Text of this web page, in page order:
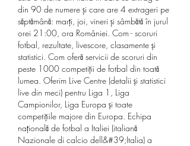
din 90 de numere şi care are 4 extrageri pe
săptămână: marţi, joi, vineri şi sâmbătă în jurul
orei 21:00, ora României. Com - scoruri
fotbal, rezultate, livescore, clasamente și
statistici. Com oferă servicii de scoruri din
peste 1000 competiții de fotbal din toată
lumea. Oferim Live Centre (detalii și statistici
live din meci) pentru Liga 1, Liga
Campionilor, Liga Europa și toate
competițiile majore din Europa. Echipa
națională de fotbal a Italiei (italiană
Nazionale di calcio dell&#39;Italia) a